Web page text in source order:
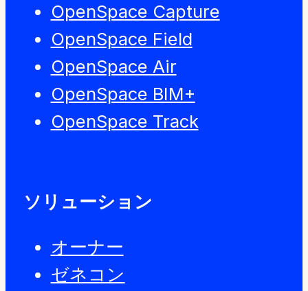
OpenSpace Capture
OpenSpace Field
OpenSpace Air
OpenSpace BIM+
OpenSpace Track
ソリューション
オーナー
ゼネコン